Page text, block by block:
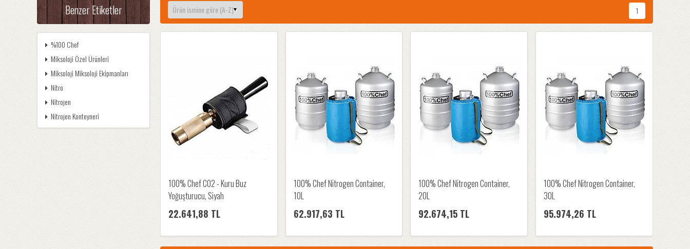
Benzer Etiketler
%100 Chef
Miksoloji Özel Ürünleri
Miksoloji Miksoloji Ekipmanları
Nitro
Nitrojen
Nitrojen Konteyneri
1
100% Chef CO2 - Kuru Buz
Yoğuşturucu, Siyah
22.641,88 TL
100% Chef Nitrogen Container,
10L
62.917,63 TL
100% Chef Nitrogen Container,
20L
92.674,15 TL
100% Chef Nitrogen Container,
30L
95.974,26 TL